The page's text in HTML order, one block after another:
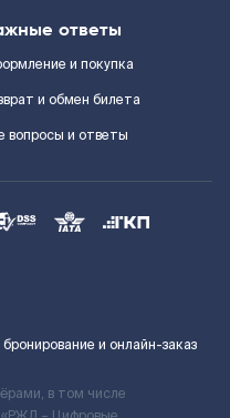
ответы
и покупка
и обмен билета
вопросы и ответы
и онлайн-заказ
в том числе